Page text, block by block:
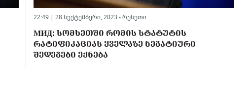
22:49 | 28 სექტემბერი, 2023 -რუსეთი
МИД: ᲡᲝᲛᲮᲔᲗᲨᲘ ᲠᲝᲛᲘᲡ ᲡᲢᲐᲢᲣᲢᲘᲡ
ᲠᲐᲢᲘᲤᲘᲙᲐᲪᲘᲐᲡ ᲧᲕᲔᲚᲐᲖᲔ ᲜᲔᲒᲐᲢᲘᲣᲠᲘ
ᲨᲔᲓᲔᲒᲔᲑᲘ ᲔᲥᲜᲔᲑᲐ